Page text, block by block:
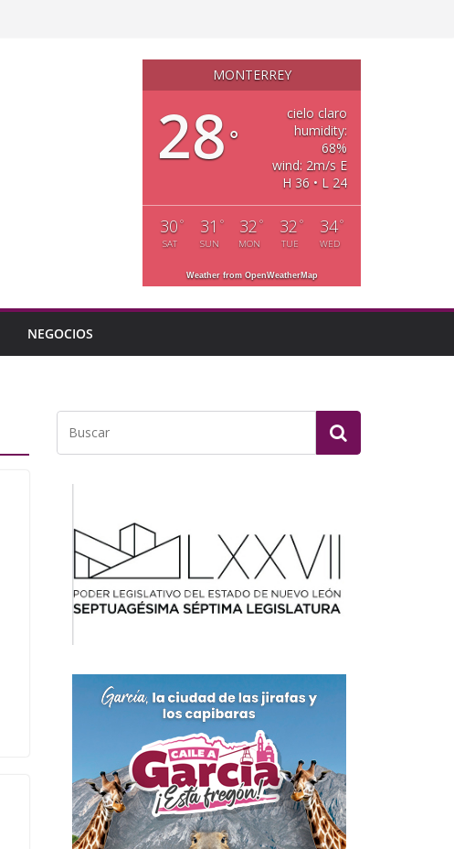
MONTERREY
28°
cielo claro
humidity:
68%
wind: 2m/s E
H 36 • L 24
30°
SAT
31 °
SUN
32 °
MON
32 °
TUE
34°
WED
Weather from OpenWeatherMap
NEGOCIOS